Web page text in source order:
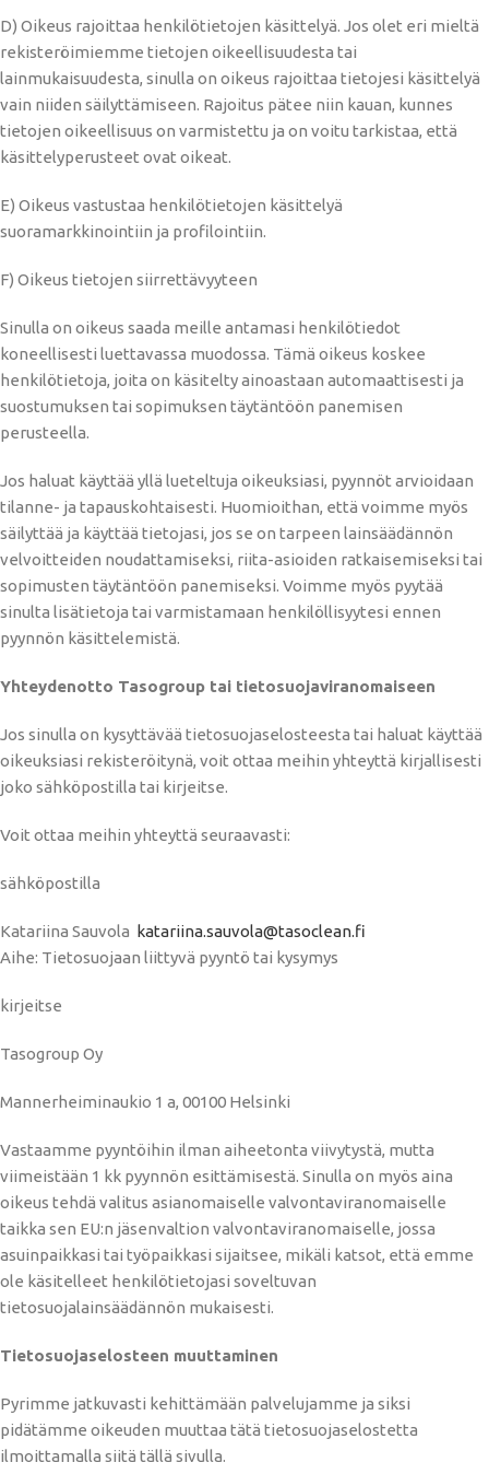
D) Oikeus rajoittaa henkilötietojen käsittelyä. Jos olet eri mieltä
rekisteröimiemme tietojen oikeellisuudesta tai
lainmukaisuudesta, sinulla on oikeus rajoittaa tietojesi käsittelyä
vain niiden säilyttämiseen. Rajoitus pätee niin kauan, kunnes
tietojen oikeellisuus on varmistettu ja on voitu tarkistaa, että
käsittelyperusteet ovat oikeat.
E) Oikeus vastustaa henkilötietojen käsittelyä
suoramarkkinointiin ja profilointiin.
F) Oikeus tietojen siirrettävyyteen
Sinulla on oikeus saada meille antamasi henkilötiedot
koneellisesti luettavassa muodossa. Tämä oikeus koskee
henkilötietoja, joita on käsitelty ainoastaan automaattisesti ja
suostumuksen tai sopimuksen täytäntöön panemisen
perusteella.
Jos haluat käyttää yllä lueteltuja oikeuksiasi, pyynnöt arvioidaan
tilanne- ja tapauskohtaisesti. Huomioithan, että voimme myös
säilyttää ja käyttää tietojasi, jos se on tarpeen lainsäädännön
velvoitteiden noudattamiseksi, riita-asioiden ratkaisemiseksi tai
sopimusten täytäntöön panemiseksi. Voimme myös pyytää
sinulta lisätietoja tai varmistamaan henkilöllisyytesi ennen
pyynnön käsittelemistä.
Yhteydenotto Tasogroup tai tietosuojaviranomaiseen
Jos sinulla on kysyttävää tietosuojaselosteesta tai haluat käyttää
oikeuksiasi rekisteröitynä, voit ottaa meihin yhteyttä kirjallisesti
joko sähköpostilla tai kirjeitse.
Voit ottaa meihin yhteyttä seuraavasti:
sähköpostilla
Katariina Sauvola katariina.sauvola@tasoclean.fi
Aihe: Tietosuojaan liittyvä pyyntö tai kysymys
kirjeitse
Tasogroup Oy
Mannerheiminaukio 1 a, 00100 Helsinki
Vastaamme pyyntöihin ilman aiheetonta viivytystä, mutta
viimeistään 1 kk pyynnön esittämisestä. Sinulla on myös aina
oikeus tehdä valitus asianomaiselle valvontaviranomaiselle
taikka sen EU:n jäsenvaltion valvontaviranomaiselle, jossa
asuinpaikkasi tai työpaikkasi sijaitsee, mikäli katsot, että emme
ole käsitelleet henkilötietojasi soveltuvan
tietosuojalainsäädännön mukaisesti.
Tietosuojaselosteen muuttaminen
Pyrimme jatkuvasti kehittämään palvelujamme ja siksi
pidätämme oikeuden muuttaa tätä tietosuojaselostetta
ilmoittamalla siitä tällä sivulla.